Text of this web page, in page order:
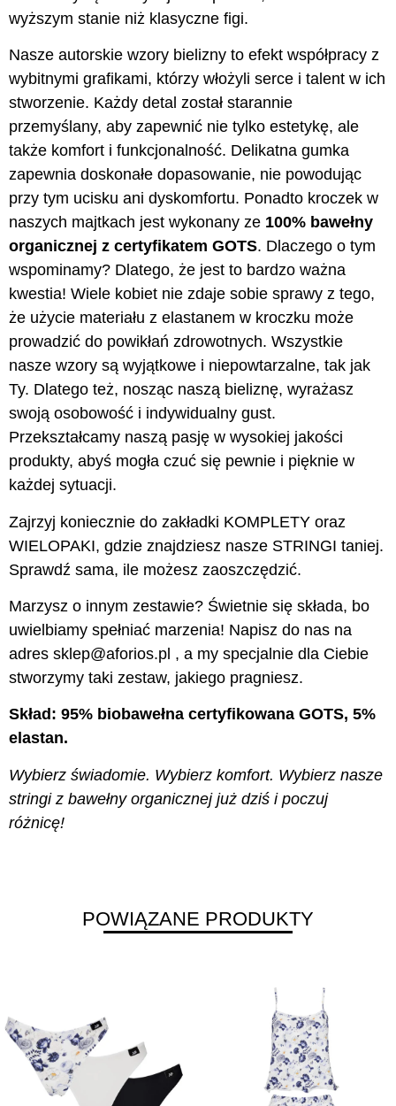
wyższym stanie niż klasyczne figi.
Nasze autorskie wzory bielizny to efekt współpracy z
wybitnymi grafikami, którzy włożyli serce i talent w ich
stworzenie. Każdy detal został starannie
przemyślany, aby zapewnić nie tylko estetykę, ale
także komfort i funkcjonalność. Delikatna gumka
zapewnia doskonałe dopasowanie, nie powodując
przy tym ucisku ani dyskomfortu. Ponadto kroczek w
naszych majtkach jest wykonany ze 100% bawełny
organicznej z certyfikatem GOTS. Dlaczego o tym
wspominamy? Dlatego, że jest to bardzo ważna
kwestia! Wiele kobiet nie zdaje sobie sprawy z tego,
że użycie materiału z elastanem w kroczku może
prowadzić do powikłań zdrowotnych. Wszystkie
nasze wzory są wyjątkowe i niepowtarzalne, tak jak
Ty. Dlatego też, nosząc naszą bieliznę, wyrażasz
swoją osobowość i indywidualny gust.
Przekształcamy naszą pasję w wysokiej jakości
produkty, abyś mogła czuć się pewnie i pięknie w
każdej sytuacji.
Zajrzyj koniecznie do zakładki KOMPLETY oraz
WIELOPAKI, gdzie znajdziesz nasze STRINGI taniej.
Sprawdź sama, ile możesz zaoszczędzić.
Marzysz o innym zestawie? Świetnie się składa, bo
uwielbiamy spełniać marzenia! Napisz do nas na
adres sklep@aforios.pl , a my specjalnie dla Ciebie
stworzymy taki zestaw, jakiego pragniesz.
Skład: 95% biobawełna certyfikowana GOTS, 5%
elastan.
Wybierz świadomie. Wybierz komfort. Wybierz nasze
stringi z bawełny organicznej już dziś i poczuj
różnicę!
POWIĄZANE PRODUKTY